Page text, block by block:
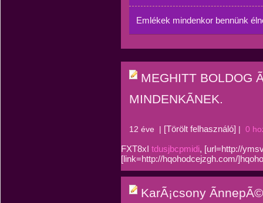
Emlékek mindenkor bennünk
MEGHITT BOLDOG
MINDENKÃNEK.
12 éve | [Törölt felhasználó] | 0
FXT8xI tdusjbcpmidi, [url=http://
[link=http://hqohodcejzgh.com/
KarÃ¡csony